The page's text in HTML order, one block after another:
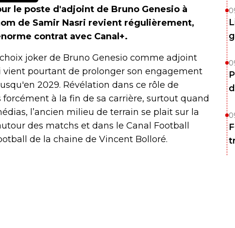
le poste d'adjoint de Bruno Genesio à
de Samir Nasri revient régulièrement,
contrat avec Canal+.
joker de Bruno Genesio comme adjoint
vient pourtant de prolonger son engagement
2029. Révélation dans ce rôle de
à la fin de sa carrière, surtout quand
l’ancien milieu de terrain se plait sur la
des matchs et dans le Canal Football
de la chaine de Vincent Bolloré.